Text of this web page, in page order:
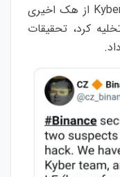
بایننس برای کمک به بازیابی KyberSwap از هک اخیری
را تخلیه کرد، تحقیقات